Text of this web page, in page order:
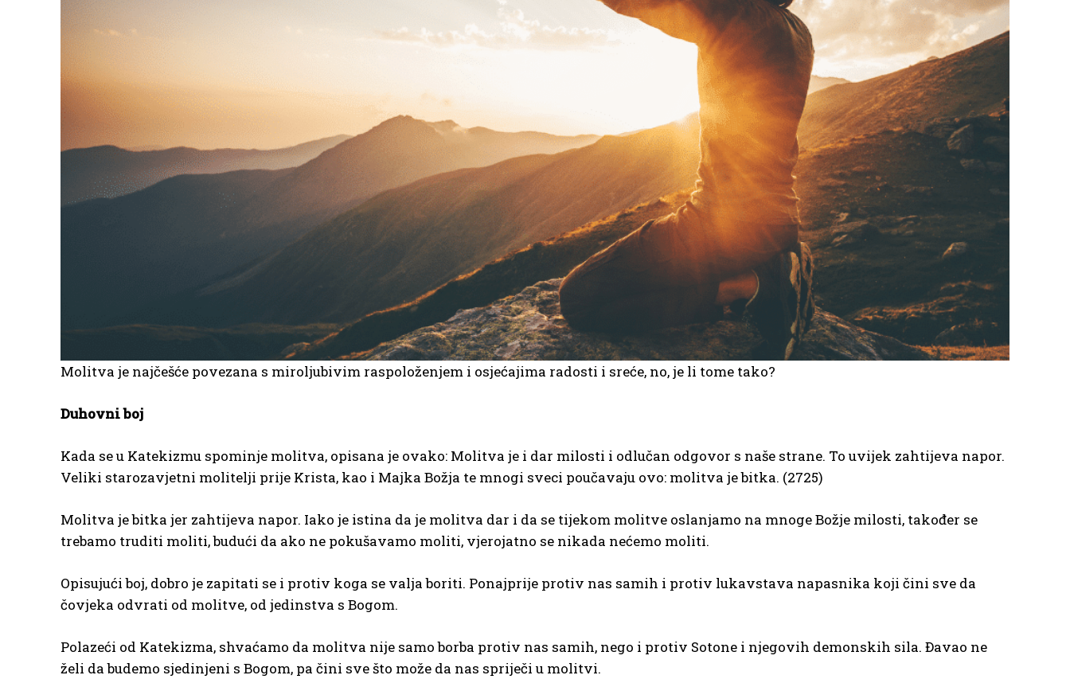
Molitva je najčešće povezana s miroljubivim raspoloženjem i osjećajima radosti i sreće, no, je li tome tako?
Duhovni boj
Kada se u Katekizmu spominje molitva, opisana je ovako: Molitva je i dar milosti i odlučan odgovor s naše strane. To uvijek zahtijeva napor.
Veliki starozavjetni molitelji prije Krista, kao i Majka Božja te mnogi sveci poučavaju ovo: molitva je bitka. (2725)
Molitva je bitka jer zahtijeva napor. Iako je istina da je molitva dar i da se tijekom molitve oslanjamo na mnoge Božje milosti, također se
trebamo truditi moliti, budući da ako ne pokušavamo moliti, vjerojatno se nikada nećemo moliti.
Opisujući boj, dobro je zapitati se i protiv koga se valja boriti. Ponajprije protiv nas samih i protiv lukavstava napasnika koji čini sve da
čovjeka odvrati od molitve, od jedinstva s Bogom.
Polazeći od Katekizma, shvaćamo da molitva nije samo borba protiv nas samih, nego i protiv Sotone i njegovih demonskih sila. Đavao ne
želi da budemo sjedinjeni s Bogom, pa čini sve što može da nas spriječi u molitvi.